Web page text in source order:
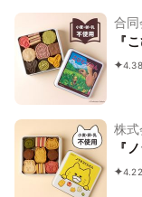
合同
『
4.38
株式
『
4.22